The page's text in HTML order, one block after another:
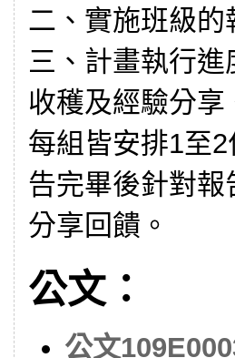
二、實施班級的
三、計畫執行
收穫及經驗分享
每組皆安排1至
告完畢後針對
分享回饋。
公文：
公文